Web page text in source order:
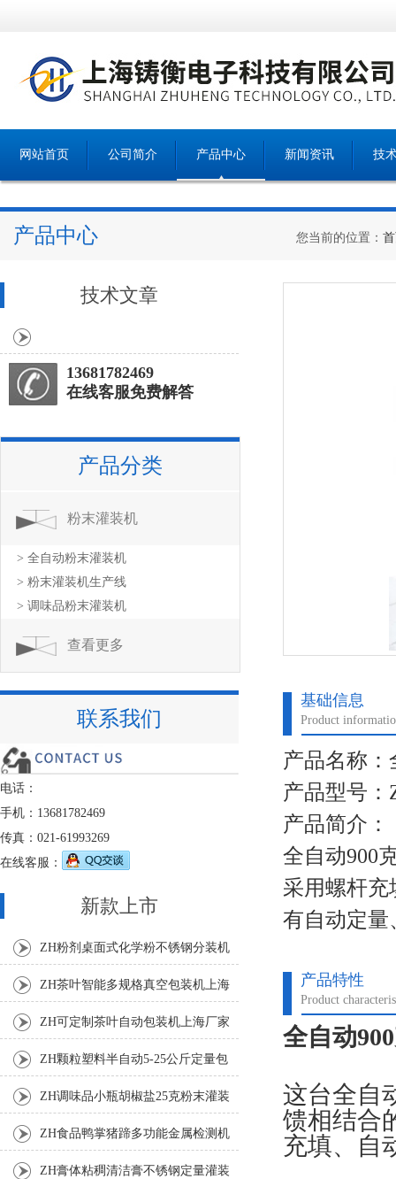
网站首页 公司简介 产品中心 新闻资讯 技
产品中心 您当前的位置：
基础信息
Product
产品名称：
产品型号：
产品简介：
全自动900
采用螺杆
有自动定量
产品特性
Product
全自动
这台全自
馈相结合
充填、自
技术文章
13681782469
在线客服免费解答
产品分类
粉末灌装机
> 全自动粉末灌装机
> 粉末灌装机生产线
> 调味品粉末灌装机
查看更多
联系我们
电话：
手机：13681782469
传真：021-61993269
在线客服：
新款上市
ZH粉剂桌面式化学粉不锈钢分装机
ZH茶叶智能多规格真空包装机上海
厂家 ZH可定制茶叶自动包装机上海厂家
ZH颗粒塑料半自动5-25公斤定量包
装机 ZH调味品小瓶胡椒盐25克粉末灌装
ZH食品鸭掌猪蹄多功能金属检测机
ZH膏体粘稠清洁膏不锈钢定量灌装